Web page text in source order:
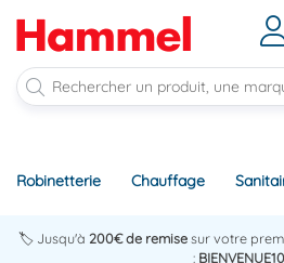
Robinetterie Chauffage
🏷️ Jusqu'à 200€ de remisesur votre
: